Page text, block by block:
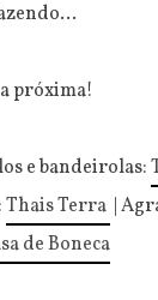
próxima!
e bandeirolas:
Thais Terra |
de Boneca